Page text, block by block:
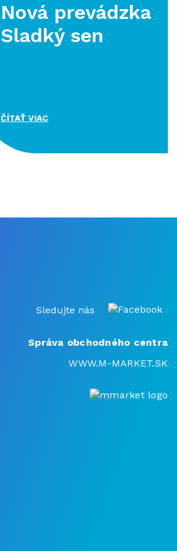
Nová prevádzka
Sladký sen
ČÍTAŤ VIAC
Sledujte nás
Správa obchodného centra
WWW.M-MARKET.SK